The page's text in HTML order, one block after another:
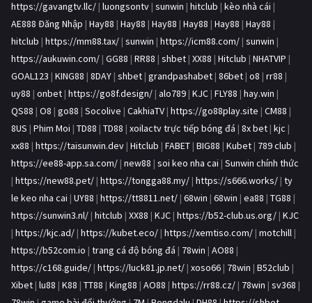
https://gavangtv.llc/ | luongsontv | sunwin | hitclub | kèo nhà cái |
AE888 Đăng Nhập | Hay88 | Hay88 | Hay88 | Hay88 | Hay88 | Hay88 |
hitclub | https://mm88.tax/ | sunwin | https://icm88.com/ | sunwin |
https://aukuwin.com/ | GG88 | RR88 | shbet | XX88 | Hitclub | NHATVIP |
GOAL123 | KING88 | 8DAY | shbet | grandpashabet | 86bet | o8 | rr88 |
uy88 | onbet | https://go8f.design/ | alo789 | KJC | FLY88 | hay.win |
QS88 | O8 | go88 | Socolive | CakhiaTV | https://go88play.site | CM88 |
8US | Phim Moi | TD88 | TD88 | xoilactv trực tiếp bóng đá | 8x bet | kjc |
xx88 | https://taisunwin.dev | Hitclub | FABET | BIG88 | Kubet | 789 club |
https://ee88-app.sa.com/ | new88 | soi keo nha cai | Sunwin chính thức
| https://new88.pet/ | https://tongga88.my/ | https://s666.works/ | ty
le keo nha cai | UY88 | https://tt8811.net/ | 68win | 68win | ea88 | TG88 |
https://sunwin3.nl/ | hitclub | XX88 | KJC | https://b52-club.us.org/ | KJC
| https://kjc.ad/ | https://kubet.eco/ | https://xemtiso.com/ | motchill |
https://b52com.io | trang cá độ bóng đá | 78win | AO88 |
https://c168.guide/ | https://luck81.jp.net/ | xoso66 | 78win | B52club |
Xibet | lu88 | K88 | TT88 | King88 | AO88 | https://rr88.cz/ | 78win | sv368 |